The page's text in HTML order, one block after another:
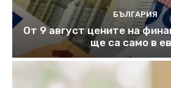
БЪЛГАРИЯ
От 9 август цените на
ще са само в